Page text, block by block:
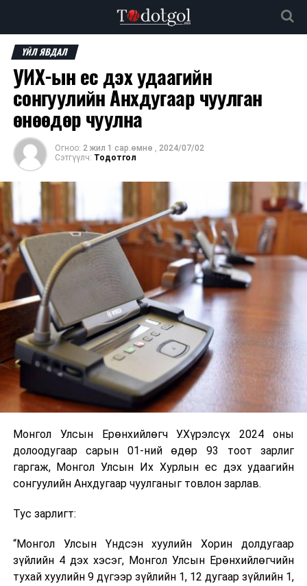
ҮЙЛ ЯВДАЛ
УИХ-ын ес дэх удаагийн
сонгуулийн Анхдугаар чуулган
өнөөдөр чуулна
Огноо: 2 жил 1 сар.өмнө , 2024/07/02
Сэтгүүлч: Тодотгол
Монгол Улсын Ерөнхийлөгч У.Хүрэлсүх 2024 оны
долоодугаар сарын 01-ний өдөр 93 тоот зарлиг
гаргаж, Монгол Улсын Их Хурлын ес дэх удаагийн
сонгуулийн Анхдугаар чуулганыг товлон зарлав.
Тус зарлигт:
“Монгол Улсын Үндсэн хуулийн Хорин долдугаар
зүйлийн 4 дэх хэсэг, Монгол Улсын Ерөнхийлөгчийн
тухай хуулийн 9 дүгээр зүйлийн 1, 12 дугаар зүйлийн 1,